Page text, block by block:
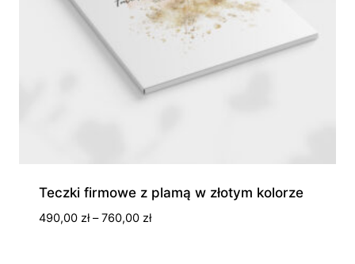
Teczki firmowe z plamą w złotym kolorze
490,00 zł – 760,00 złZakres